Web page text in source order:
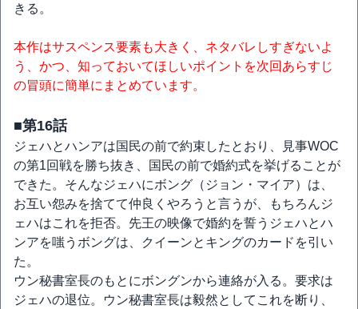
きる。
本作はサスペンス要素も大きく、ネタバレしすぎないよ
う、かつ、知っておいてほしいポイントを次回あらすじ
の冒頭に簡単にまとめています。
■第16話
ジェハとハンアは国民の前で約束したとおり、見事WOC
の第1回戦を勝ち抜き、国民の前で婚約式を挙げることが
できた。そんなジェハにボング（ジョン・マイア）は、
お互い怨みを捨てて仲良くやろうと言うが、もちろんジ
ェハはこれを拒否。先王の映像で婚約を誓うジェハとハ
ンアを嗤うボングは、クイーンとキングのカードを引い
た。
ウン秘書室長のもとにボングンから連絡が入る。要求は
ジェハの退位。ウン秘書室長は毅然としてこれを断り、